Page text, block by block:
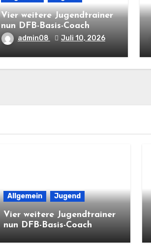
Vier weitere Jugendtrainer
nun DFB-Basis-Coach
admin08 Juli 10, 2026
Allgemein Jugend
Vier weitere Jugendtrainer
nun DFB-Basis-Coach